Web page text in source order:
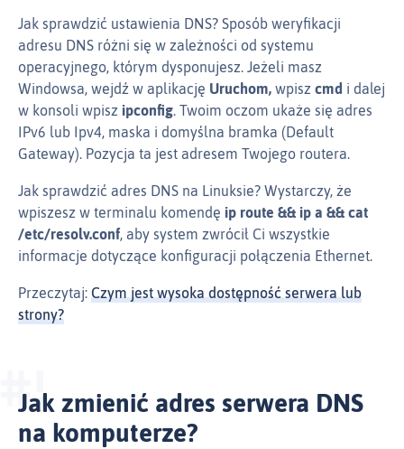
Jak sprawdzić ustawienia DNS? Sposób weryfikacji
adresu DNS różni się w zależności od systemu
operacyjnego, którym dysponujesz. Jeżeli masz
Windowsa, wejdź w aplikację Uruchom, wpisz cmd i dalej
w konsoli wpisz ipconfig. Twoim oczom ukaże się adres
IPv6 lub Ipv4, maska i domyślna bramka (Default
Gateway). Pozycja ta jest adresem Twojego routera.
Jak sprawdzić adres DNS na Linuksie? Wystarczy, że
wpiszesz w terminalu komendę ip route && ip a && cat
/etc/resolv.conf, aby system zwrócił Ci wszystkie
informacje dotyczące konfiguracji połączenia Ethernet.
Przeczytaj: Czym jest wysoka dostępność serwera lub
strony?
Jak zmienić adres serwera DNS
na komputerze?